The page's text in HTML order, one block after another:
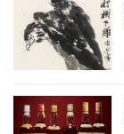
网络拍卖